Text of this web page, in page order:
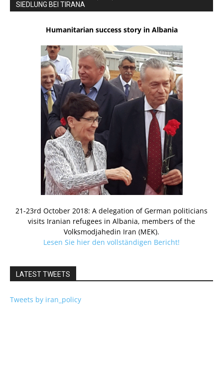
SIEDLUNG BEI TIRANA
Humanitarian success story in Albania
21-23rd October 2018: A delegation of German politicians
visits Iranian refugees in Albania, members of the
Volksmodjahedin Iran (MEK).
Lesen Sie hier den vollständigen Bericht!
LATEST TWEETS
Tweets by iran_policy